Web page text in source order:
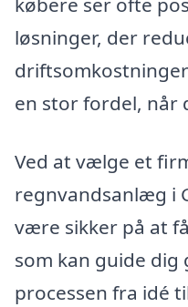
løsninger, der
en stor fordel, når
Ved at vælge et
regnvandsanlæg i
være sikker på at
som kan guide dig
processen fra idé